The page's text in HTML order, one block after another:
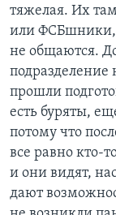
тяжелая. Их
или ФСБшники,
не общаются.
прошли
есть буряты,
потому что
все равно кто-
и они видят,
дают